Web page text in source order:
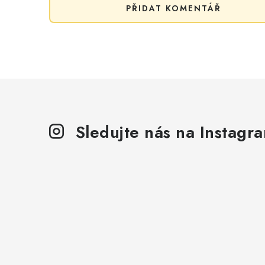
PŘIDAT KOMENTÁŘ
Sledujte nás na